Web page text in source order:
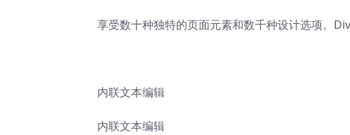
享受数十种独特的页面元素和数千种设计选项。
内联文本编辑
内联文本编辑